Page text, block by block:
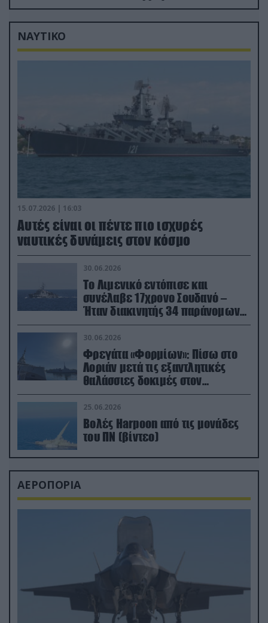
μόλις μια μέρα!»
ΝΑΥΤΙΚΟ
15.07.2026 | 16:03
Aυτές είναι οι πέντε πιο ισχυρές
ναυτικές δυνάμεις στον κόσμο
30.06.2026
Το Λιμενικό εντόπισε και
συνέλαβε 17χρονο Σουδανό –
Ήταν διακινητής 34 παράνομων
μεταναστών
30.06.2026
Φρεγάτα «Φορμίων»: Πίσω στο
Λοριάν μετά τις εξαντλητικές
θαλάσσιες δοκιμές στον
απαιτητικό Βισκαϊκό
25.06.2026
Βολές Harpoon από τις μονάδες
του ΠΝ (βίντεο)
ΑΕΡΟΠΟΡΙΑ